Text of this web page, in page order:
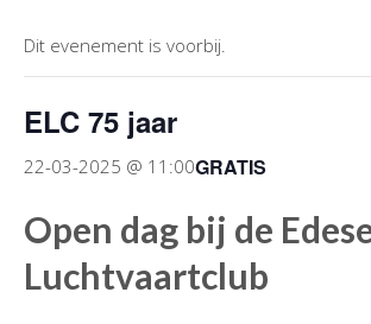
Dit evenement is voorbij.
ELC 75 jaar
22-03-2025 @ 11:00GRATIS
Open dag bij de
Luchtvaartclub